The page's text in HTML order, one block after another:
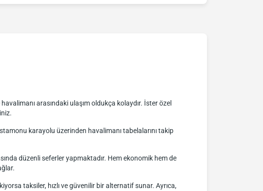
arasındaki ulaşım oldukça kolaydır. İster özel
karayolu üzerinden havalimanı tabelalarını takip
düzenli seferler yapmaktadır. Hem ekonomik hem de
taksiler, hızlı ve güvenilir bir alternatif sunar. Ayrıca,